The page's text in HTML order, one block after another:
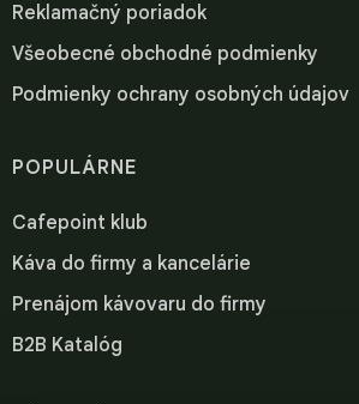
Reklamačný poriadok
Všeobecné obchodné podmienky
Podmienky ochrany osobných údajov
POPULÁRNE
Cafepoint klub
Káva do firmy a kancelárie
Prenájom kávovaru do firmy
B2B Katalóg